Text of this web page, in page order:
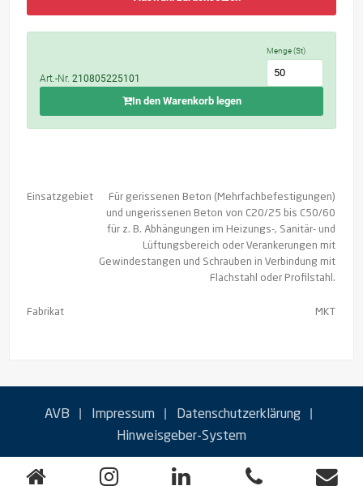
Art.-Nr.210805225101
Menge (St)
In den Warenkorb legen
Einsatzgebiet
Für gerissenen Beton (Mehrfachbefestigungen)
und ungerissenen Beton von C20/25 bis C50/60
für z. B. Abhängungen im Heizungs-, Sanitär- und
Lüftungsbereich oder Verankerungen mit
Gewindestangen und Schrauben in Verbindung mit
Flachstahl oder Profilstahl.
Fabrikat MKT
AVB | Impressum | Datenschutzerklärung |
Hinweisgeber-System